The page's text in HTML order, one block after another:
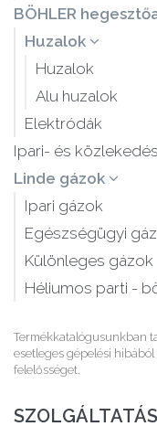
BÖHLER
Huzalok
Huzalok
Alu huzalok
Elektródák
Ipari- és
Linde gázok
Ipari gázok
Egészségügyi
Különleges gázok
Héliumos parti -
Termékkatalógusunkban
esetleges gépelési
felelősséget.